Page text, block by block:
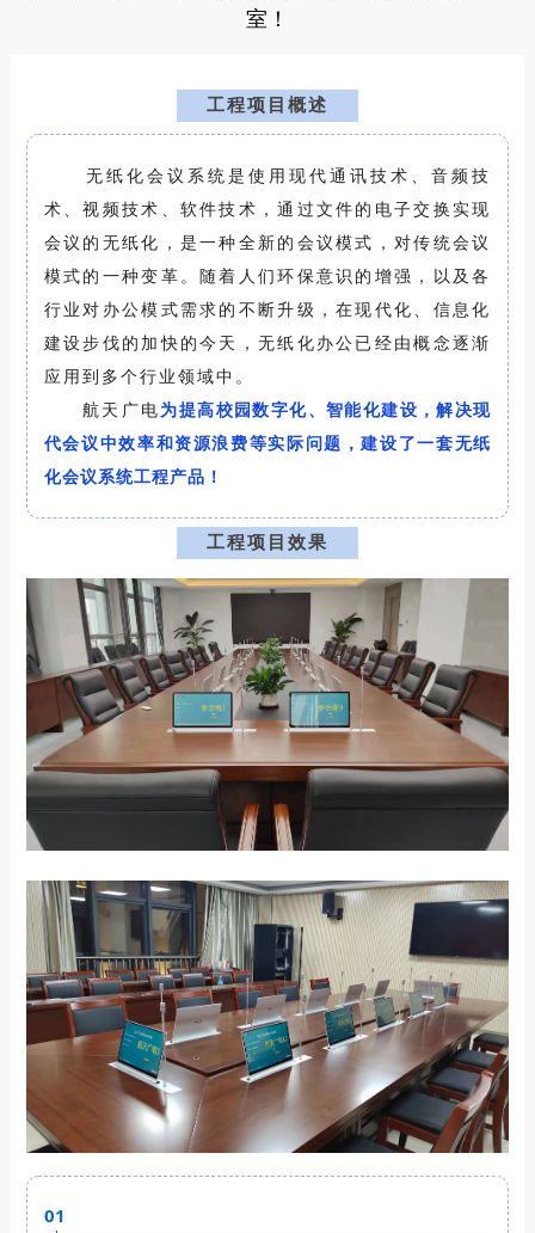
室！
工程项目概述
无纸化会议系统是使用现代通讯技术、音频技
术、视频技术、软件技术，通过文件的电子交换实现
会议的无纸化，是一种全新的会议模式，对传统会议
模式的一种变革。随着人们环保意识的增强，以及各
行业对办公模式需求的不断升级，在现代化、信息化
建设步伐的加快的今天，无纸化办公已经由概念逐渐
应用到多个行业领域中。
航天广电为提高校园数字化、智能化建设，解决现
代会议中效率和资源浪费等实际问题，建设了一套无纸
化会议系统工程产品！
工程项目效果
01